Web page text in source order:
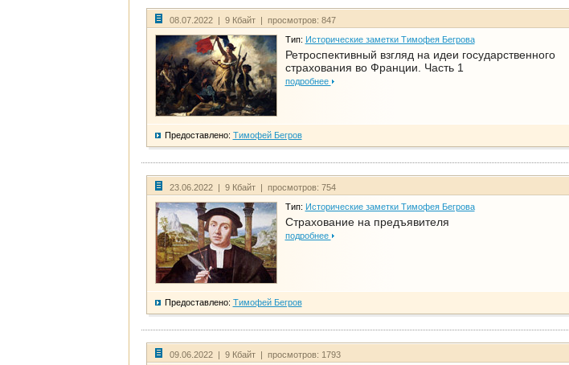
08.07.2022 | 9 Кбайт | просмотров: 847
Тип: Исторические заметки Тимофея Бегрова
Ретроспективный взгляд на идеи государственного
страхования во Франции. Часть 1
подробнее
Предоставлено: Тимофей Бегров
23.06.2022 | 9 Кбайт | просмотров: 754
Тип: Исторические заметки Тимофея Бегрова
Страхование на предъявителя
подробнее
Предоставлено: Тимофей Бегров
09.06.2022 | 9 Кбайт | просмотров: 1793